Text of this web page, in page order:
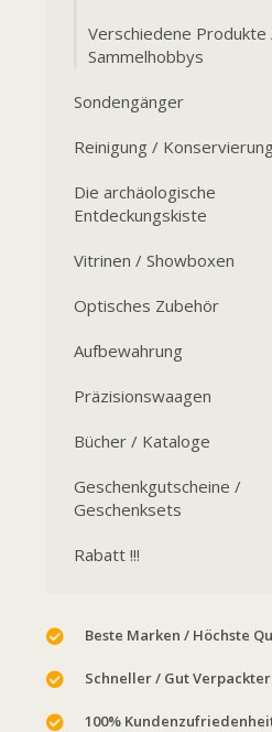
Verschiedene Produkte
Sammelhobbys
Sondengänger
Reinigung / Konservierung
Die archäologische
Entdeckungskiste
Vitrinen / Showboxen
Optisches Zubehör
Aufbewahrung
Präzisionswaagen
Bücher / Kataloge
Geschenkgutscheine /
Geschenksets
Rabatt !!!
Beste Marken / Höchste
Schneller / Gut
100%